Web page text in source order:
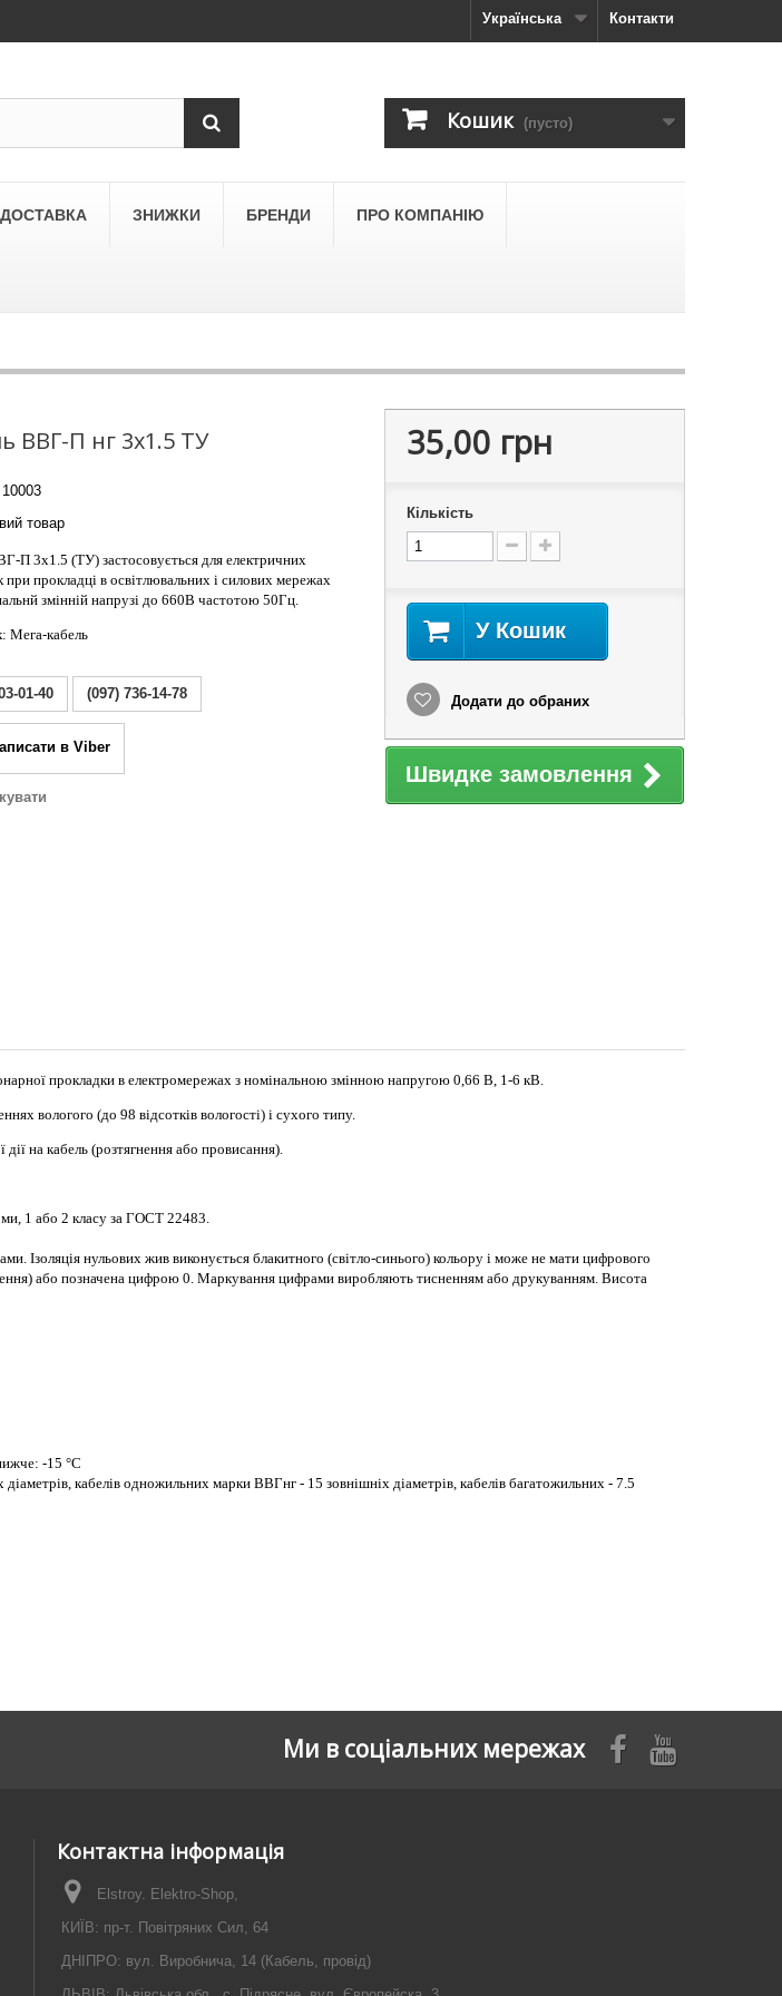
Контакти
Українська
Кошик (пусто)
ДОСТАВКА ЗНИЖКИ БРЕНДИ ПРО КОМПАНІЮ
ВВГ-П нг 3х1.5 ТУ
10003
товар
П 3х1.5 (ТУ) застосовується для електричних
при прокладці в освітлювальних і силових мережах
змінній напрузі до 660В частотою 50Гц.
Мега-кабель
01-40 (097) 736-14-78
в Viber
35,00 грн
Кількість
У Кошик
Додати до обраних
Швидке замовлення
прокладки в електромережах з номінальною змінною напругою 0,66 В, 1-6 кВ.
вологого (до 98 відсотків вологості) і сухого типу.
на кабель (розтягнення або провисання).
1 або 2 класу за ГОСТ 22483.
Ізоляція нульових жив виконується блакитного (світло-синього) кольору і може не мати цифрового
або позначена цифрою 0. Маркування цифрами виробляють тисненням або друкуванням. Висота
-15 °С
кабелів одножильних марки ВВГнг - 15 зовнішніх діаметрів, кабелів багатожильних - 7.5
Ми в соціальних мережах
Контактна інформація
Elstroy. Elektro-Shop,
КИЇВ: пр-т. Повітряних Сил, 64
ДНІПРО: вул. Виробнича, 14 (Кабель, провід)